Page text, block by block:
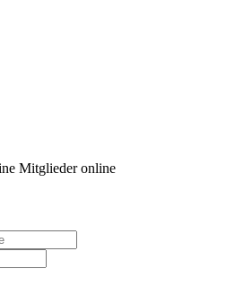
Mitglieder online